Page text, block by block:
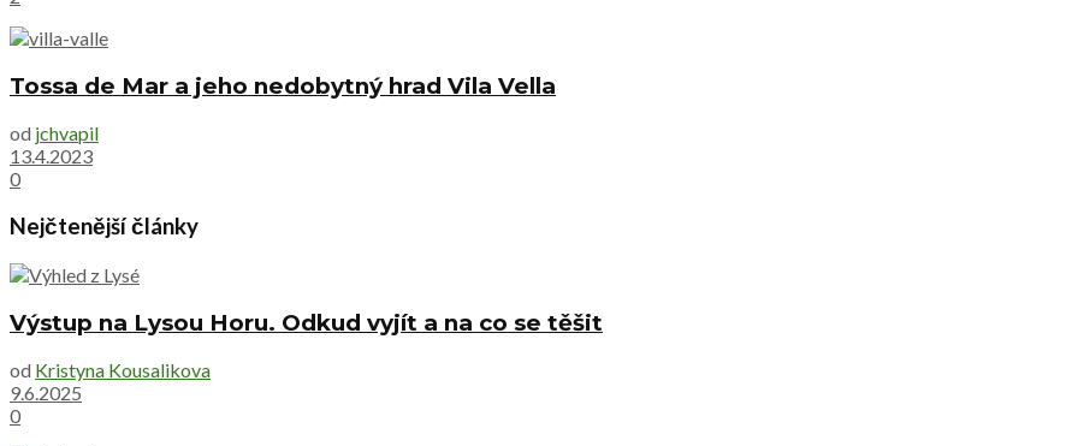
Tossa de Mar a jeho nedobytný hrad Vila Vella
od jchvapil
13.4.2023
0
Nejčtenější články
Výstup na Lysou Horu. Odkud vyjít a na co se těšit
od Kristyna Kousalikova
9.6.2025
0